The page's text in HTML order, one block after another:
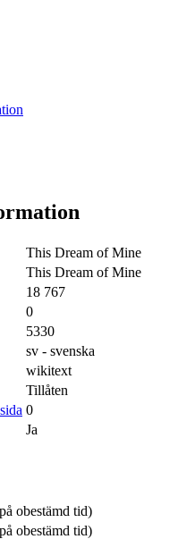
This Dream of Mine
This Dream of Mine
18 767
0
5330
sv - svenska
wikitext
Tillåten
0
Ja
obestämd tid)
obestämd tid)